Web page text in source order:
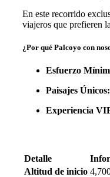
En este recorrido
viajeros que prefieren
¿Por qué Palcoyo con
Esfuerzo
Paisajes Únicos:
Experiencia
Detalle
Altitud de inicio